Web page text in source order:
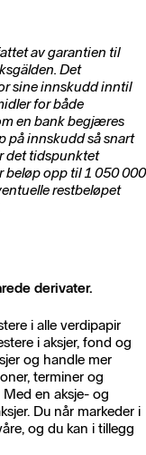
av garantien til
Det
sine innskudd inntil
for både
en bank begjæres
på innskudd så snart
det tidspunktet
beløp opp til 1 050 000
restbeløpet
derivater.
i alle verdipapir
i aksjer, fond og
og handle mer
terminer og
en aksje- og
Du når markeder i
og du kan i tillegg